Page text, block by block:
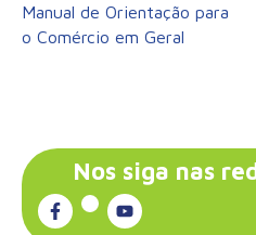
Manual de Orientação para
o Comércio em Geral
Nos siga nas